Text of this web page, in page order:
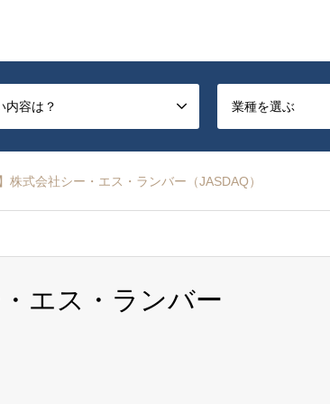
内容は？ 業種を選ぶ
株式会社シー・エス・ランバー（JASDAQ）
エス・ランバー